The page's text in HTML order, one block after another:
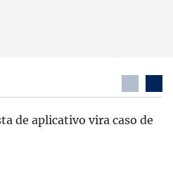
de aplicativo vira caso de